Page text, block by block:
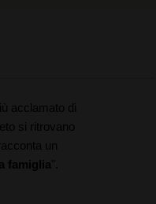
acclamato di
si ritrovano
un
famiglia".